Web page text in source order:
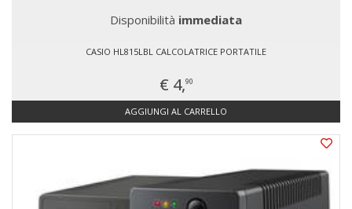
Disponibilità immediata
CASIO HL815LBL CALCOLATRICE PORTATILE
€ 4,90
AGGIUNGI AL CARRELLO